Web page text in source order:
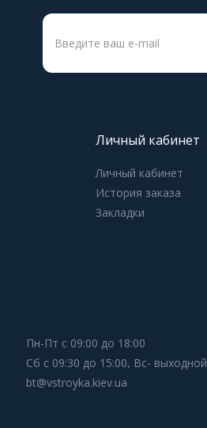
Личный кабинет
Личный кабинет
История заказа
Закладки
Пн-Пт с 09:00 до 18:00
Сб с 09:30 до 15:00, Вс- выходной
bt@vstroyka.kiev.ua